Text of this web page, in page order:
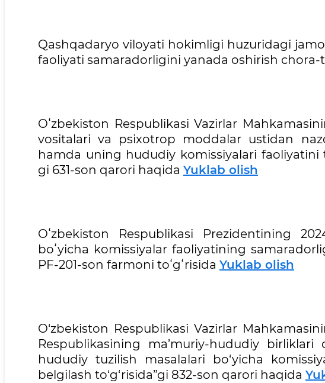
Qashqadaryo viloyati hokimligi huzuridagi
faoliyati samaradorligini yanada oshirish chora-
Oʻzbekiston Respublikasi Vazirlar
vositalari va psixotrop moddalar ustidan
hamda uning hududiy komissiyalari faoliyatini
gi 631-son qarori haqida Yuklab olish
Oʻzbekiston Respublikasi Prezidentining
boʻyicha komissiyalar faoliyatining
PF-201-son farmoni toʻgʻrisida Yuklab olish
O‘zbekiston Respublikasi Vazirlar
Respublikasining ma’muriy-hududiy
hududiy tuzilish masalalari bo‘yicha
belgilash to‘g‘risida”gi 832-son qarori haqida